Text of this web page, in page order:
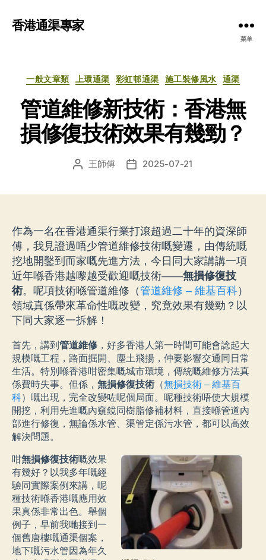
香港通渠專家
菜单
分
一般文章類 上環通渠 彩虹邨通渠 施工裝修風水 通渠
管道維修新技術：香港無
損修復技術效果有幾勁？
文 王師傅
发 2025-07-21
作為一名在香港通渠行業打滾超過二十年的資深師
傅，我見證過唔少管道維修技術嘅變遷，由傳統嘅
挖地開鑿到而家嘅先進方法，今日同大家講講一項
近年喺香港越嚟越受歡迎嘅技術——無損修復技
術。呢項技術喺管道維修（管道維修 – 維基百科）
領域真係帶來革命性嘅改變，究竟效果有幾勁？以
下同大家逐一拆解！
首先，講到 管道維修 ，好多香港人第一時間可能會諗起大
規模嘅工程，路面掘開、塵土飛揚，仲要影響交通同日常
生活。特別喺香港咁密集嘅城市環境，傳統嘅維修方法真
係費時失事。但係， 無損修復技術 （無損技術 – 維基百
科）嘅出現，完全改變咗呢個局面。呢種技術唔使大規模
開挖，利用先進嘅內窺鏡同樹脂修補材料，直接喺管道內
部進行修復，無論係水管、渠管定係污水管，都可以高效
解決問題。
咁無損修復技術嘅效果
有幾好？以我多年嘅經
驗同實際案例來講，呢
種技術喺香港嘅應用效
果真係非常出色。舉個
例子，早前我哋接到一
個舊唐樓嘅通渠個案，
地下嘅污水管因為年久